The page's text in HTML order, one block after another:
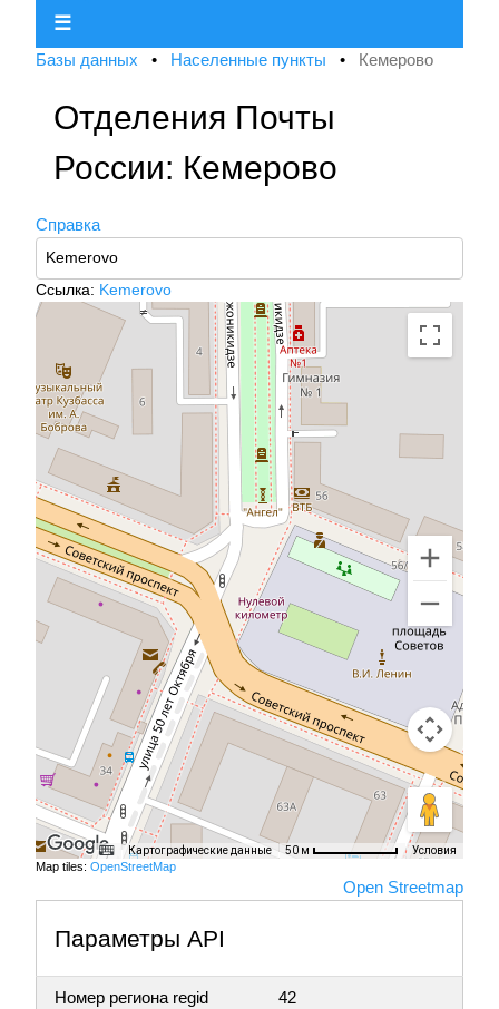
☰
Базы данных • Населенные пункты • Кемерово
Отделения Почты
России: Кемерово
Справка
Ссылка: Kemerovo
Картографические данные 50 м Условия
Map tiles: OpenStreetMap
Open Streetmap
Параметры API
Номер региона regid 42